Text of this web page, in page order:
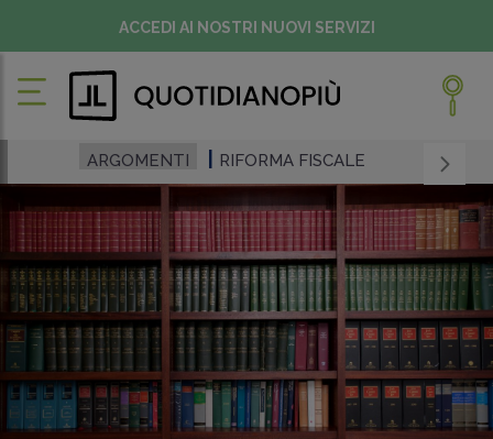
ACCEDI AI NOSTRI NUOVI SERVIZI
ARGOMENTI RIFORMA FISCALE